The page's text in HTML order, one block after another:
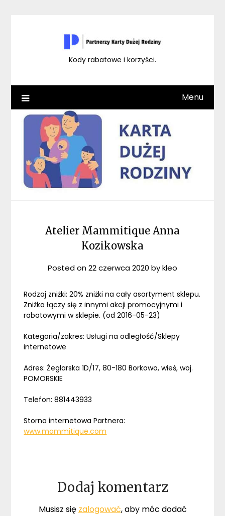
Kody rabatowe i korzyści.
Menu
Atelier Mammitique Anna
Kozikowska
Posted on22 czerwca 2020 bykleo
Rodzaj zniżki: 20% zniżki na cały asortyment sklepu.
Zniżka łączy się z innymi akcji promocyjnymi i
rabatowymi w sklepie. (od 2016-05-23)
Kategoria/zakres: Usługi na odległość/Sklepy
internetowe
Adres: Żeglarska 1D/17, 80-180 Borkowo, wieś, woj.
POMORSKIE
Telefon: 881443933
Storna internetowa Partnera:
www.mammitique.com
Dodaj komentarz
Musisz się zalogować, aby móc dodać